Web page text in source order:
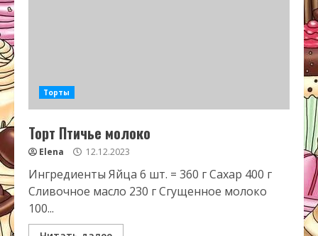
Торты
Торт Птичье молоко
Elena 12.12.2023
Ингредиенты Яйца 6 шт. = 360 г Сахар 400 г
Сливочное масло 230 г Сгущенное молоко
100...